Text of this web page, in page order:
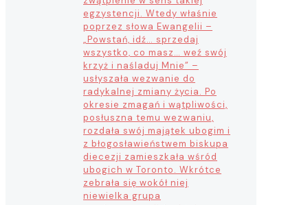
egzystencji. Wtedy właśnie
poprzez słowa Ewangelii –
„Powstań, idź… sprzedaj
wszystko, co masz… weź swój
krzyż i naśladuj Mnie” –
usłyszała wezwanie do
radykalnej zmiany życia. Po
okresie zmagań i wątpliwości,
posłuszna temu wezwaniu,
rozdała swój majątek ubogim i
z błogosławieństwem biskupa
diecezji zamieszkała wśród
ubogich w Toronto. Wkrótce
zebrała się wokół niej
niewielka grupa